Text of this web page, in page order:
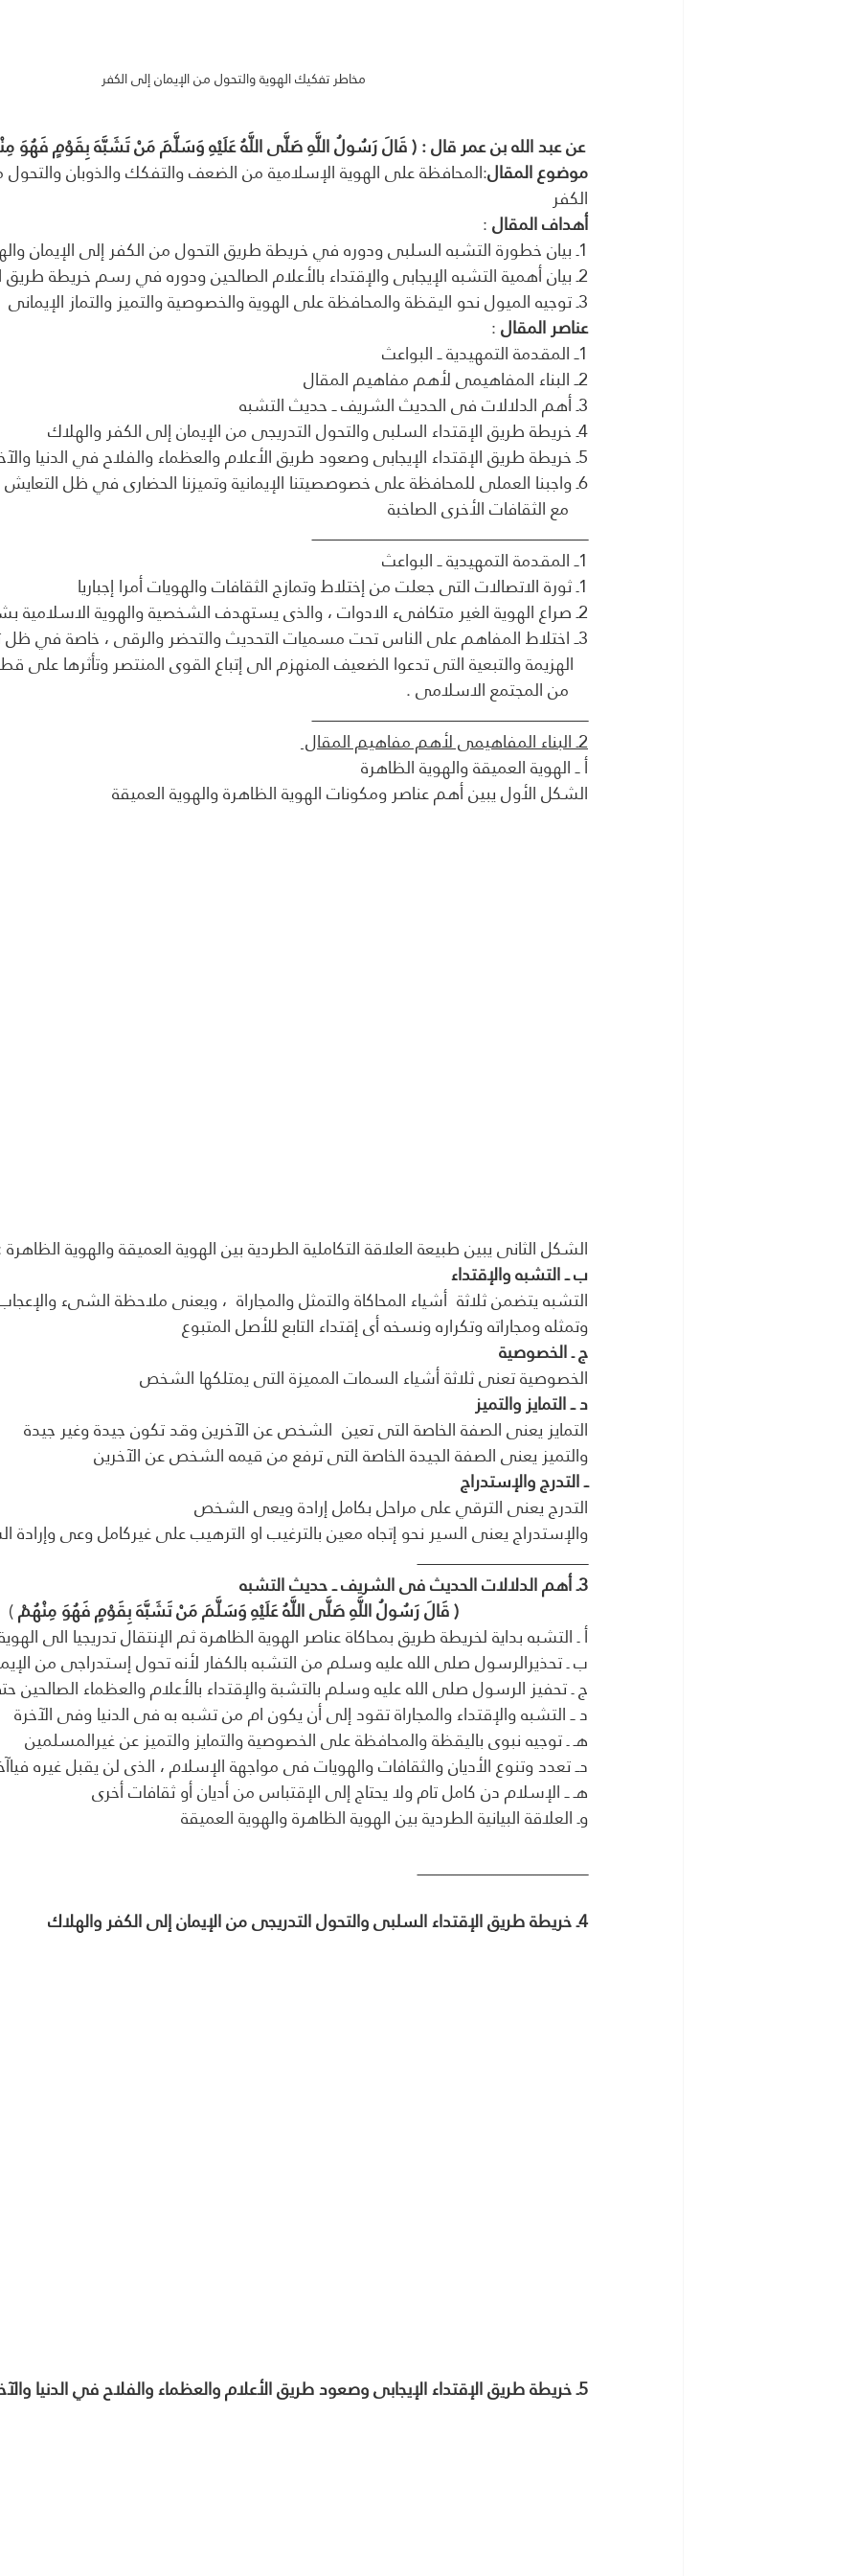
مخاطر تفكيك الهوية والتحول من الإيمان إلى الكفر
عن عبد الله بن عمر قال : ( قَالَ رَسُولُ اللَّهِ صَلَّى اللَّهُ عَلَيْهِ وَسَلَّمَ مَنْ تَشَبَّهَ بِقَوْمٍ فَهُوَ
موضوع المقال:المحافظة على الهوية الإسلامية من الضعف والتفكك والذوبان
الكفر
أهداف المقال :
1ـ بيان خطورة التشبه السلبى ودوره في خريطة طريق التحول من الكفر إلى الإيمان والهلاك
2ـ بيان أهمية التشبه الإيجابى والإقتداء بالأعلام الصالحين ودوره في رسم خريطة طريق العظماء الفالحين
3ـ توجيه الميول نحو اليقظة والمحافظة على الهوية والخصوصية والتميز والتماز الإيمانى
عناصر المقال :
1ــ المقدمة التمهيدية ــ البواعث
2ــ البناء المفاهيمى لأهم مفاهيم المقال
3ـ أهم الدلالات فى الحديث الشريف ــ حديث التشبه
4ـ خريطة طريق الإقتداء السلبى والتحول التدريجى من الإيمان إلى الكفر والهلاك
5ـ خريطة طريق الإقتداء الإيجابى وصعود طريق الأعلام والعظماء والفلاح في الدنيا والآخرة
6ـ واجبنا العملى للمحافظة على خصوصصيتنا الإيمانية وتميزنا الحضارى في ظل التعايش الاجبارى
ــــــــــــــــــــــــــــــــــــــــــــــــــــــــــــــــــــــــــــــــــــــــــــــــــــــــــــــــــــــــــــــــــــــــــــــــ
1ــ المقدمة التمهيدية ــ البواعث
1ـ ثورة الاتصالات التى جعلت من إختلاط وتمازج الثقافات والهويات أمرا إجباريا
2ـ صراع الهوية الغير متكافىء الادوات ، والذى يستهدف الشخصية والهوية الاسلامية بشكل مباشر
3ــ اختلاط المفاهم على الناس تحت مسميات التحديث والتحضر والرقى ، خاصة في ظل ثقافة
ــــــــــــــــــــــــــــــــــــــــــــــــــــــــــــــــــــــــــــــــــــــــــــــــــــــــــــــــــــــــــــــــــــــــــــــــ
2ـ البناء المفاهيمى لأهم مفاهيم المقال
أ ــ الهوية العميقة والهوية الظاهرة
الشكل الأول يبين أهم عناصر ومكونات الهوية الظاهرة والهوية العميقة
الشكل الثانى يبين طبيعة العلاقة التكاملية الطردية بين الهوية العميقة والهوية
ب ــ التشبه والإقتداء
التشبه يتضمن ثلاثة  أشياء المحاكاة والتمثل والمجاراة  ، ويعنى ملاحظة الشىء
وتمثله ومجاراته وتكراره ونسخه أى إقتداء التابع للأصل المتبوع
ج ـ الخصوصية
الخصوصية تعنى ثلاثة أشياء السمات المميزة التى يمتلكها الشخص
د ــ التمايز والتميز
التمايز يعنى الصفة الخاصة التى تعين  الشخص عن الآخرين وقد تكون جيدة وغير جيدة
والتميز يعنى الصفة الجيدة الخاصة التى ترفع من قيمه الشخص عن الآخرين
ــ التدرج والإستدراج
التدرج يعنى الترقي على مراحل بكامل إرادة ويعى الشخص
والإستدراج يعنى السير نحو إتجاه معين بالترغيب او الترهيب على غيركامل وعى
ـــــــــــــــــــــــــــــــــــــــــــــــــــــــــــــــــــــــــــــــــــــــــ
3ـ أهم الدلالات الحديث فى الشريف ــ حديث التشبه
( قَالَ رَسُولُ اللَّهِ صَلَّى اللَّهُ عَلَيْهِ وَسَلَّمَ مَنْ تَشَبَّهَ بِقَوْمٍ فَهُوَ مِنْهُمْ )
أ ـ التشبه بداية لخريطة طريق بمحاكاة عناصر الهوية الظاهرة ثم الإنتقال تدريجيا الى
ب ـ تحذيرالرسول صلى الله عليه وسلم من التشبه بالكفار لأنه تحول إستدراجى من
ج ـ تحفيز الرسول صلى الله عليه وسلم بالتشبة والإقتداء بالأعلام والعظماء
د ــ التشبه والإقتداء والمجاراة تقود إلى أن يكون ام من تشبه به فى الدنيا وفى الآخرة
هـ ـ توجيه نبوى باليقظة والمحافظة على الخصوصية والتمايز والتميز عن غيرالمسلمين
دــ تعدد وتنوع الأديان والثقافات والهويات فى مواجهة الإسلام ، الذى لن يقبل غيره
هـ ــ الإسلام دن كامل تام ولا يحتاج إلى الإقتباس من أديان أو ثقافات أخرى
وـ العلاقة البيانية الطردية بين الهوية الظاهرة والهوية العميقة
ـــــــــــــــــــــــــــــــــــــــــــــــــــــــــــــــــــــــــــــــــــــــــ
4ـ خريطة طريق الإقتداء السلبى والتحول التدريجى من الإيمان إلى الكفر والهلاك
5ـ خريطة طريق الإقتداء الإيجابى وصعود طريق الأعلام والعظماء والفلاح في الدنيا والآخرة